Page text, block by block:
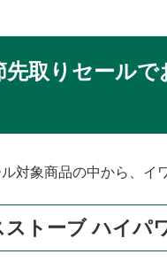
取りセール
対象商品の中から、イ
トーブ ハイパ